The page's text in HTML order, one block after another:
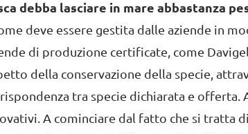
debba lasciare in mare abbastanza
deve essere gestita dalle aziende in
di produzione certificate, come
della conservazione della specie,
tra specie dichiarata e offerta.
A cominciare dal fatto che si tratta di